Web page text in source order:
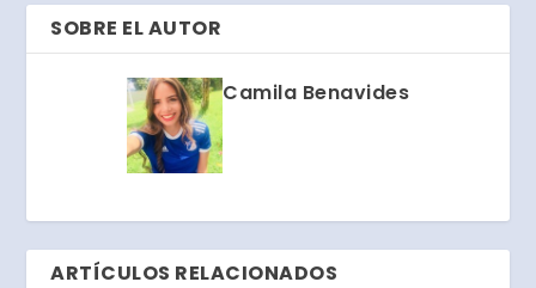
SOBRE EL AUTOR
Camila Benavides
ARTÍCULOS RELACIONADOS